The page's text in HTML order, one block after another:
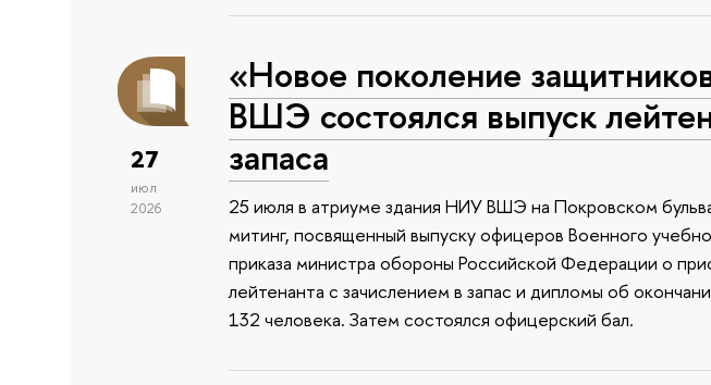
27
июл
2026
«Новое поколение
ВШЭ состоялся выпуск
запаса
25 июля в атриуме здания НИУ ВШЭ на Покровском
митинг, посвященный выпуску офицеров Военного
приказа министра обороны Российской Федерации о
лейтенанта с зачислением в запас и дипломы об
132 человека. Затем состоялся офицерский бал.